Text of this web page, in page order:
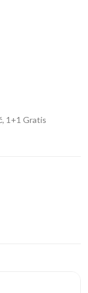
1+1 Gratis